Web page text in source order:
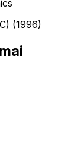
(1996)